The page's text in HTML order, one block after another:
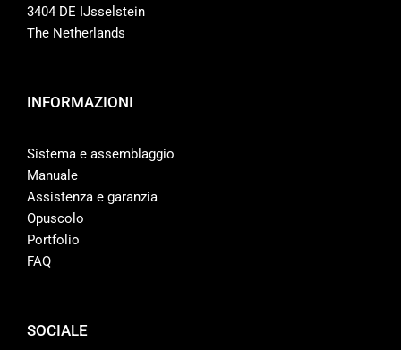
3404 DE IJsselstein
The Netherlands
INFORMAZIONI
Sistema e assemblaggio
Manuale
Assistenza e garanzia
Opuscolo
Portfolio
FAQ
SOCIALE